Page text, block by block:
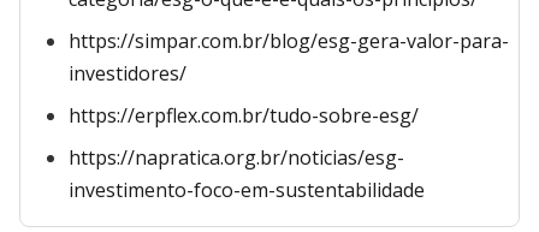
https://simpar.com.br/blog/esg-gera-valor-para-
investidores/
https://erpflex.com.br/tudo-sobre-esg/
https://napratica.org.br/noticias/esg-
investimento-foco-em-sustentabilidade